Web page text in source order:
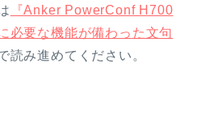
『Anker PowerConf H700
要な機能が備わった文句
読み進めてください。